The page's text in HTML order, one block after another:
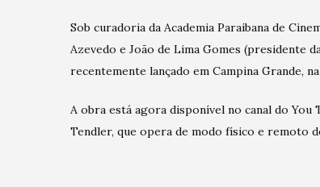
Sob curadoria da Academia Paraibana de
Azevedo e João de Lima Gomes (presidente
recentemente lançado em Campina Grande,
A obra está agora disponível no canal do
Tendler, que opera de modo físico e remoto